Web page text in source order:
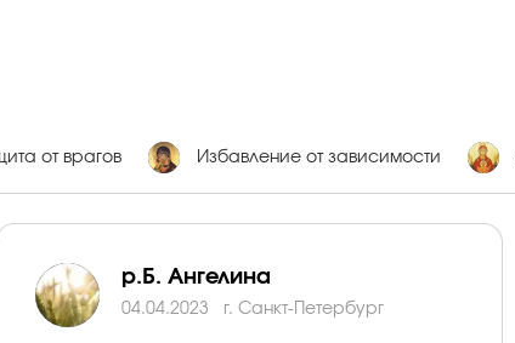
от врагов Избавление от зависимости
р.Б. Ангелина
04.04.2023 г. Санкт-Петербург